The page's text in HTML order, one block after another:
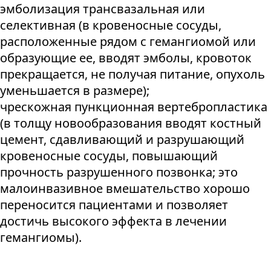
эмболизация трансвазальная или
селективная (в кровеносные сосуды,
расположенные рядом с гемангиомой или
образующие ее, вводят эмболы, кровоток
прекращается, не получая питание, опухоль
уменьшается в размере);
чрескожная пункционная вертебропластика
(в толщу новообразования вводят костный
цемент, сдавливающий и разрушающий
кровеносные сосуды, повышающий
прочность разрушенного позвонка; это
малоинвазивное вмешательство хорошо
переносится пациентами и позволяет
достичь высокого эффекта в лечении
гемангиомы).